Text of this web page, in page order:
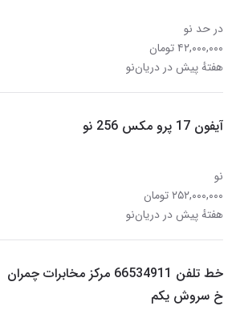
در حد نو
۴۲,۰۰۰,۰۰۰ تومان
هفتهٔ پیش در دریان‌نو
آیفون 17 پرو مکس 256 نو
نو
۲۵۲,۰۰۰,۰۰۰ تومان
هفتهٔ پیش در دریان‌نو
خط تلفن 66534911 مرکز مخابرات چمران
خ سروش یکم